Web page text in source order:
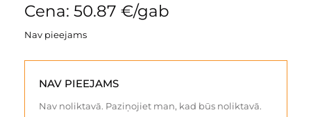
Cena: 50.87 €/gab
Nav pieejams
NAV PIEEJAMS
Nav noliktavā. Paziņojiet man, kad būs noliktavā.